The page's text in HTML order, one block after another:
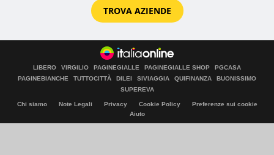
TROVA AZIENDE
LIBERO VIRGILIO PAGINEGIALLE PAGINEGIALLE SHOP
PGCASA
PAGINEBIANCHE
TUTTOCITTÀ DILEI SIVIAGGIA QUIFINANZA
BUONISSIMO
SUPEREVA
Chi siamo Note Legali Privacy Cookie Policy
Preferenze sui cookie
Aiuto